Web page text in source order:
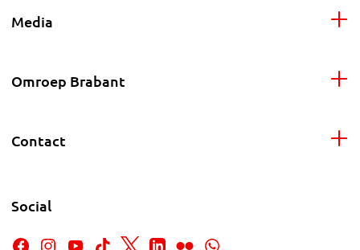
Media
Omroep Brabant
Contact
Social